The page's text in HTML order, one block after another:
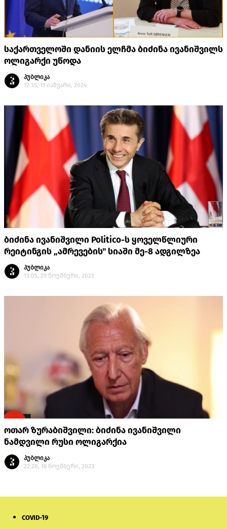
საქართველოში დანიის ელჩმა ბიძინა ივანიშვილს
ოლიგარქი უწოდა
პუბლიკა
12:35, 11 იანვარი, 2024
ბიძინა ივანიშვილი Politico-ს ყოველწლიური
რეიტინგის „ამრევების" სიაში მე-8 ადგილზეა
პუბლიკა
13:05, 29 ნოემბერი, 2023
ოთარ ზურაბიშვილი: ბიძინა ივანიშვილი
ნამდვილი რუსი ოლიგარქია
პუბლიკა
22:28, 16 ნოემბერი, 2023
COVID-19